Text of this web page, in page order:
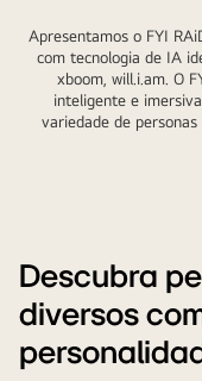
imagem
lado.
Apresentamos o FYI
com tecnologia de IA
xboom, will.i.am. O
inteligente e
variedade de
Descubra
diversos